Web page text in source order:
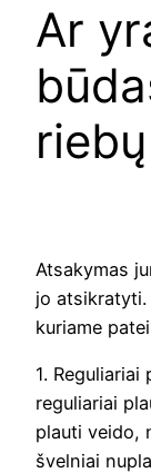
Ar
Atsakymas
jo
kuriame
1.
reguliariai
plauti veido,
švelniai